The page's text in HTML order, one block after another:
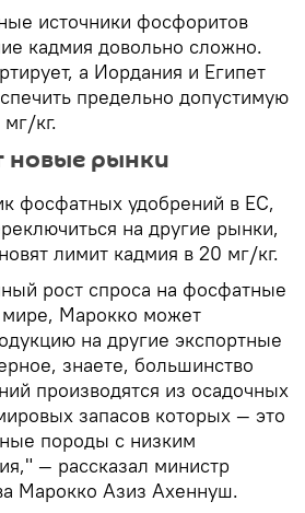
источники фосфоритов
кадмия довольно сложно.
а Иордания и Египет
предельно допустимую
кг.
рынки
фосфатных удобрений в ЕС,
на другие рынки,
лимит кадмия в 20 мг/кг.
рост спроса на фосфатные
Марокко может
на другие экспортные
знаете, большинство
производятся из осадочных
запасов которых — это
породы с низким
— рассказал министр
Марокко Азиз Ахеннуш.